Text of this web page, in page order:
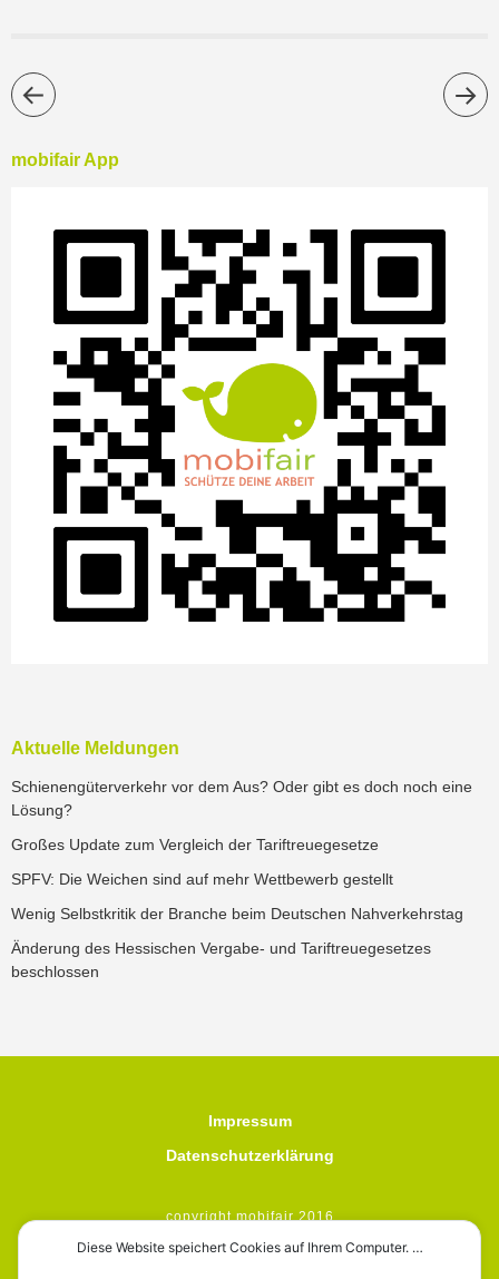
mobifair App
Aktuelle Meldungen
Schienengüterverkehr vor dem Aus? Oder gibt es doch noch eine
Lösung?
Großes Update zum Vergleich der Tariftreuegesetze
SPFV: Die Weichen sind auf mehr Wettbewerb gestellt
Wenig Selbstkritik der Branche beim Deutschen Nahverkehrstag
Änderung des Hessischen Vergabe- und Tariftreuegesetzes
beschlossen
Impressum
Datenschutzerklärung
copyright mobifair 2016
Diese Website speichert Cookies auf Ihrem Computer. …